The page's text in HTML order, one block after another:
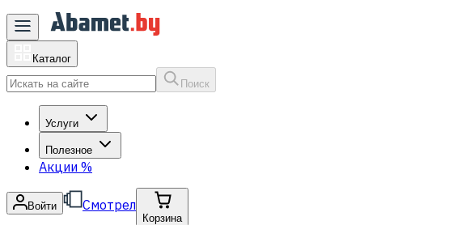
Каталог
Поиск
Услуги
Полезное
Акции %
Войти Смотрел
Корзина